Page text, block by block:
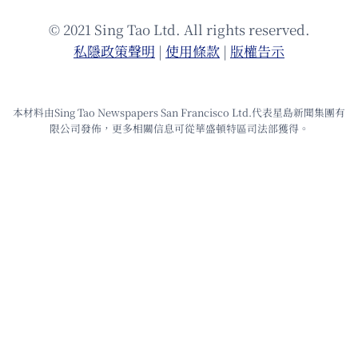
© 2021 Sing Tao Ltd. All rights reserved.
私隱政策聲明 | 使⽤條款 | 版權告⽰
本材料由Sing Tao Newspapers San Francisco Ltd.代表星島新聞集團有
限公司發佈，更多相關信息可從華盛頓特區司法部獲得。